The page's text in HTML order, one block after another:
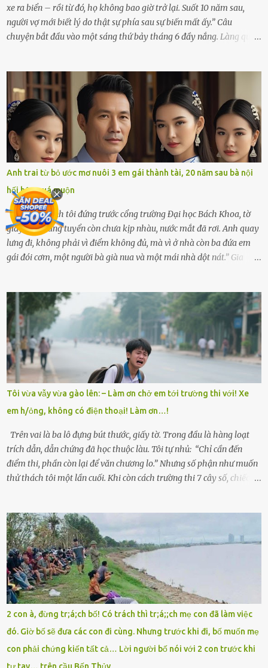
xe ra biển – rồi từ đó, họ không bao giờ trở lại. Suốt 10 năm sau,
người vợ mới biết lý do thật sự phía sau sự biến mất ấy.” Câu
chuyện bắt đầu vào một sáng thứ bảy tháng 6 đầy nắng. Làng quê
không kém. Ông Minh, vốn là một người đàn ông điềm đạm, ít nói,
hôm ấy lại đặc biệt vui vẻ. Ông chuẩn bị hành lý cho chuyến đi biển
cùng cô con gái 8 tuổi tên Thảo. “Em ở nhà nghỉ ngơi nhé, anh đưa
con đi biển hai ngày, để nó được ngắm sóng, nghịch cát. Về chắc nó
sẽ kể cho em nghe cả tuần không hết chuyện.” – Ông Minh cười
hiền, vuốt tóc vợ. Bà Hạnh nhìn chồng và con gái ríu rít chuẩn bị mà
lòng cũng rộn ràng. Bà vốn ít có dịp đi xa vì còn bận buôn bán ở chợ,
nên lần này cũng đành ở nhà. Thảo ôm chầm lấy mẹ trước khi đi:
“Con sẽ nhặt thật nhiều vỏ sò cho mẹ nhé!” Chiếc xe khách lăn
bánh rời khỏi bến...
Anh trai từ bỏ ước mơ nuôi 3 em gái thành tài, 20 năm sau bà nội
hối hận quá muộn
“Ngày đó, anh tôi đứng trước cổng trường Đại học Bách Khoa, tờ
giấy báo trúng tuyển còn chưa kịp nhàu, nước mắt đã rơi. Anh quay
lưng đi, không phải vì điểm không đủ, mà vì ở nhà còn ba đứa em
gái đói cơm, một người bà già nua và một mái nhà dột nát.” Gia
có tin tức. Mọi gánh nặng đổ dồn lên đôi vai gầy guộc của bà nội –
cụ Nguyễn Thị Đào – và cậu con trai cả là Trí, lúc đó mới chỉ 17 tuổi.
Trí là học sinh giỏi toàn huyện, học lớp 12 nhưng đã biết làm ruộng,
làm thuê, biết đi cày thuê từ 4h sáng rồi lại tất tả về đi học. Người
trong làng thương lắm, bảo: “Thằng Trí học giỏi mà hiền, sau này
nên ông này bà nọ đó!” Trí có ba cô em gái: Mai, Lan và Hương – ba
cái tên mẹ đặt lúc còn sống, mong tụi nhỏ sau này như hoa mai nở
giữa mùa đông. Nhưng hoa có đẹp mấy cũng cần đất màu, mà nhà
thì chỉ toàn đất sỏi đá và khốn khó. Năm đó, Trí đỗ Đại học Bách
Khoa Hà...
Tôi vừa vẫy vừa gào lên: – Làm ơn chở em tới trường thi với! Xe
em h/ỏng, không có điện thoại! Làm ơn…!
Trên vai là ba lô đựng bút thước, giấy tờ. Trong đầu là hàng loạt
trích dẫn, dẫn chứng đã học thuộc làu. Tôi tự nhủ: “Chỉ cần đến
điểm thi, phần còn lại để văn chương lo.” Nhưng số phận như muốn
thử thách tôi một lần cuối. Khi còn cách trường thi 7 cây số, chiếc xe
sực nhớ – điện thoại đang sạc, sáng nay quên mang theo! Giữa con
đường thưa thớt người qua lại, tôi hoảng loạn vẫy tay xin đi nhờ. –
Chú ơi, cháu đi thi, xe hỏng rồi! Làm ơn cho cháu đi nhờ với! – Cô ơi,
giúp cháu với, cháu không có điện thoại… Người thì lắc đầu. Người
thì tăng ga tránh xa như né một kẻ lừa đảo. Tôi gào lên giữa đường
như một kẻ mất trí. Vô ích. 6h10. Còn hơn 30 phút nữa. Trong đầu
tôi chỉ có một lựa chọn duy nhất: chạy. Tôi quăng xe vào vệ đường,
rút tờ giấy báo dự thi nhét túi áo, đeo ba lô và chạy . Chạy miết.
Chạy không ngừng. Qua ngã...
2 con à, đừng tr;á;ch bố! Có trách thì tr;á;;ch mẹ con đã làm việc
đó. Giờ bố sẽ đưa các con đi cùng. Nhưng trước khi đi, bố muốn mẹ
con phải chứng kiến tất cả… Lời người bố nói với 2 con trước khi